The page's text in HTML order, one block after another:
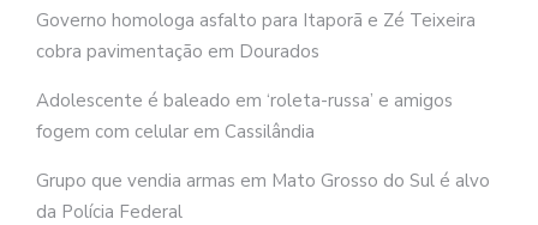
Governo homologa asfalto para Itaporã e Zé Teixeira
cobra pavimentação em Dourados
Adolescente é baleado em ‘roleta-russa’ e amigos
fogem com celular em Cassilândia
Grupo que vendia armas em Mato Grosso do Sul é alvo
da Polícia Federal